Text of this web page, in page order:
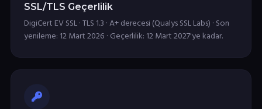
SSL/TLS Geçerlilik
DigiCert EV SSL · TLS 1.3 · A+ derecesi (Qualys SSL Labs) · Son
yenileme: 12 Mart 2026 · Geçerlilik: 12 Mart 2027'ye kadar.